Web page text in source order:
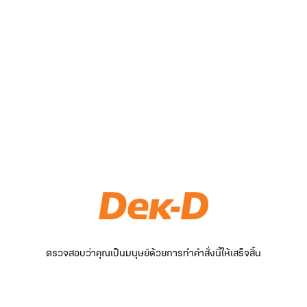
ตรวจสอบว่าคุณเป็นมนุษย์ด้วยการทำคำสั่งนี้ให้เสร็จสิ้น